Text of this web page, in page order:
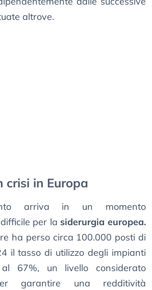
altrove.
crisi in Europa
arriva in un momento
per la siderurgia europea.
ha perso circa 100.000 posti di
il tasso di utilizzo degli impianti
67%, un livello considerato
garantire una redditività